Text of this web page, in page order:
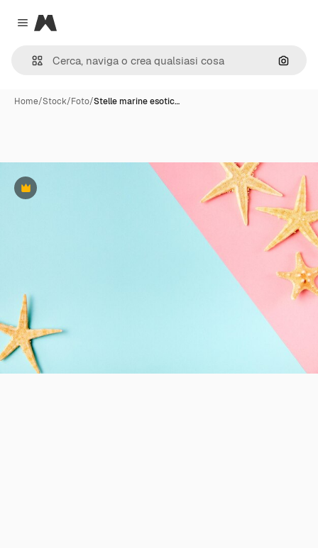
Close menu
Magnific
Cerca
Home/Stock/Foto/Stelle marine esotic…
Premium